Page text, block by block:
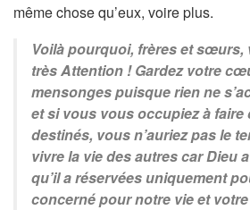
même chose qu’eux, voire plus.
Voilà pourquoi, frères et sœurs,
très Attention ! Gardez votre
mensonges puisque rien ne
et si vous vous occupiez à faire
destinés, vous n’auriez pas le
vivre la vie des autres car Dieu
qu’il a réservées uniquement
concerné pour notre vie et